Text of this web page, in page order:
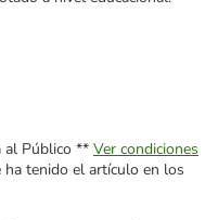
al Público ** Ver condiciones
tenido el artículo en los